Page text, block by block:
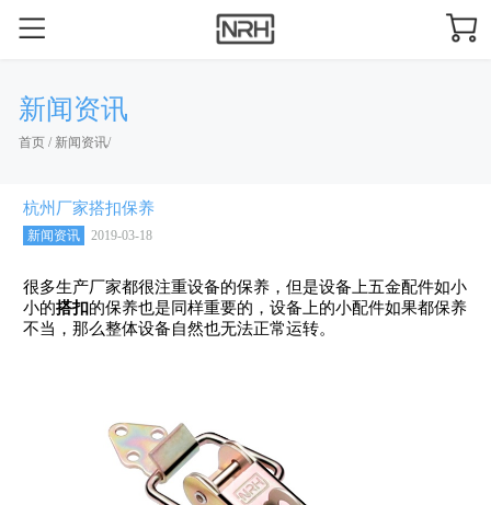
新闻资讯
首页/ 新闻资讯/
杭州厂家搭扣保养
新闻资讯 2019-03-18
很多生产厂家都很注重设备的保养，但是设备上五金配件如小
小的搭扣的保养也是同样重要的，设备上的小配件如果都保养
不当，那么整体设备自然也无法正常运转。